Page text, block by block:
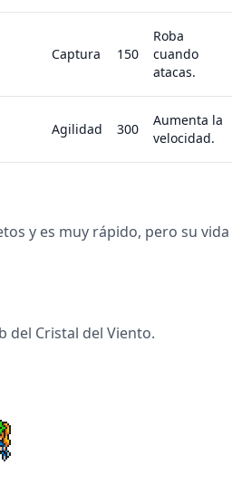
Captura 150
Roba
cuando
atacas.
Agilidad 300
Aumenta la
velocidad.
y es muy rápido, pero su vida
del Cristal del Viento.